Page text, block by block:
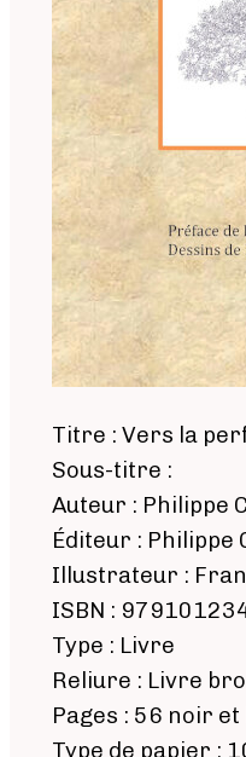
Titre : Vers la
Sous-titre :
Auteur : Philippe
Éditeur : Philippe
Illustrateur :
ISBN :
Type : Livre
Reliure : Livre
Pages : 56 noir
Type de papier :